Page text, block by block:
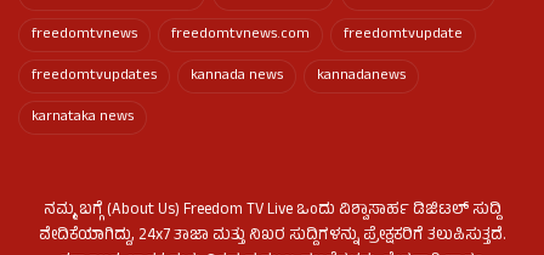
freedomtvnews
freedomtvnews.com
freedomtvupdate
freedomtvupdates
kannada news
kannadanews
karnataka news
ನಮ್ಮ ಬಗ್ಗೆ (About Us) Freedom TV Live ಒಂದು ವಿಶ್ವಾಸಾರ್ಹ ಡಿಜಿಟಲ್ ಸುದ್ದಿ
ವೇದಿಕೆಯಾಗಿದ್ದು, 24x7 ತಾಜಾ ಮತ್ತು ನಿಖರ ಸುದ್ದಿಗಳನ್ನು ಪ್ರೇಕ್ಷಕರಿಗೆ ತಲುಪಿಸುತ್ತದೆ.